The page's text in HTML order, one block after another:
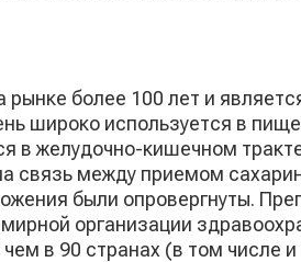
рынке более 100 лет и
широко используется в
желудочно-кишечном
связь между приемом
были опровергнуты.
организации
в 90 странах (в том числе и